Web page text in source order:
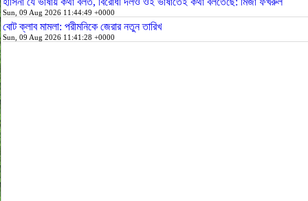
Sun, 09 Aug 2026 11:44:49 +0000
বোট ক্লাব মামলা: পরীমনিকে জেরার নতুন তারিখ
Sun, 09 Aug 2026 11:41:28 +0000